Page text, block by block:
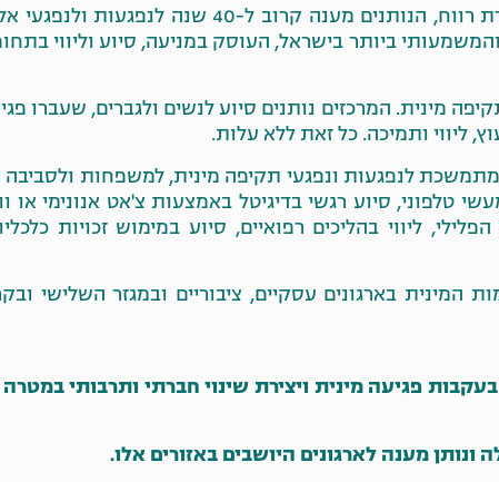
מרכזי הסיוע לנפגעות ולנפגעי תקיפה מינית הינם מוסדות ללא מטרת רווח, הנותנים מענה
הגדול והמשמעותי ביותר בישראל, העוסק במניעה, סיוע וליווי
מינית. המרכזים נותנים סיוע לנשים ולגברים, שעברו
ליווי ותמיכה. כל זאת ללא עלות.
פעמית או מתמשכת לנפגעות ונפגעי תקיפה מינית, למשפחות
טלפוני, סיוע רגשי בדיגיטל באמצעות צ'אט אנונימי או
ליווי בהליכים רפואיים, סיוע במימוש זכויות
בארגונים עסקיים, ציבוריים ובמגזר השלישי
פגיעה מינית ויצירת שינוי חברתי ותרבותי